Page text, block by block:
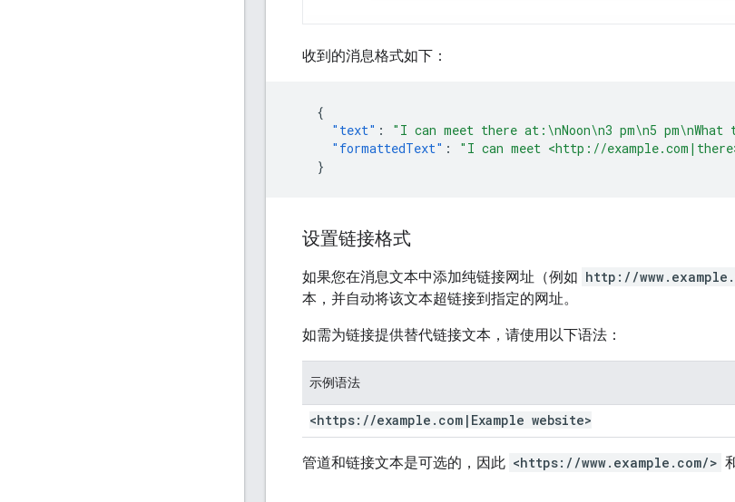
收到的消息格式如下：
{
"text" : "I can meet there at:\nNoon\n3 pm\n5
"formattedText" : "I can meet <http://
}
设置链接格式
如果您在消息文本中添加纯链接网址（例如 http://
本，并自动将该文本超链接到指定的网址。
如需为链接提供替代链接文本，请使用以下语法：
示例语法
<https: //example . com | Example website>
管道和链接文本是可选的，因此 <https://www.example.com/>